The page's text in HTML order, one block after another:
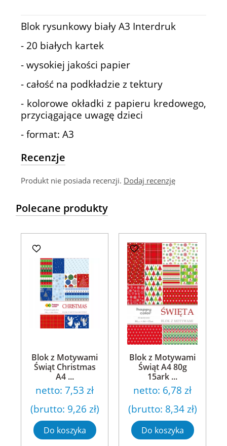
Blok rysunkowy biały A3 Interdruk
- 20 białych kartek
- wysokiej jakości papier
- całość na podkładzie z tektury
- kolorowe okładki z papieru kredowego,
przyciągające uwagę dzieci
- format: A3
Recenzje
Produkt nie posiada recenzji. Dodaj recenzję
Polecane produkty
Blok z Motywami
Świąt Christmas
A4 ...
netto: 7,53 zł
(brutto: 9,26 zł)
Do koszyka
Blok z Motywami
Świąt A4 80g
15ark ...
netto: 6,78 zł
(brutto: 8,34 zł)
Do koszyka